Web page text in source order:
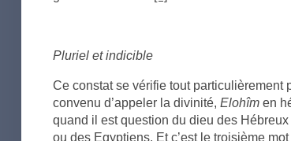
Pluriel et indicible
Ce constat se vérifie tout particulièrement
convenu d’appeler la divinité, Elohîm en
quand il est question du dieu des
ou des Egyptiens. Et c’est le troisième